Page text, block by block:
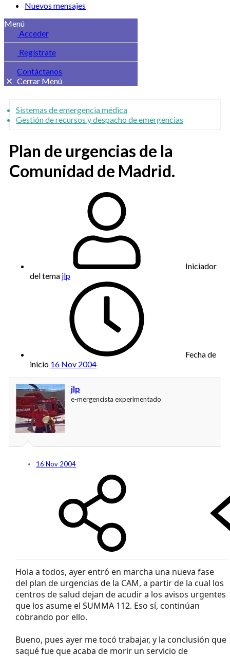
Nuevos mensajes
Menú
Acceder
Regístrate
Contáctanos
Cerrar Menú
Sistemas de emergencia médica
Gestión de recursos y despacho de emergencias
Plan de urgencias de la
Comunidad de Madrid.
Iniciador
del tema jlp
Fecha de
inicio 16 Nov 2004
jlp
e-mergencista experimentado
16 Nov 2004
Hola a todos, ayer entró en marcha una nueva fase
del plan de urgencias de la CAM, a partir de la cual los
centros de salud dejan de acudir a los avisos urgentes
que los asume el SUMMA 112. Eso sí, continúan
cobrando por ello.
Bueno, pues ayer me tocó trabajar, y la conclusión que
saqué fue que acaba de morir un servicio de